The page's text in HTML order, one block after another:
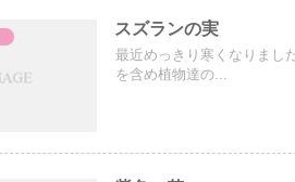
スズランの実
最近めっきり寒くなりまし
を含め植物達の...